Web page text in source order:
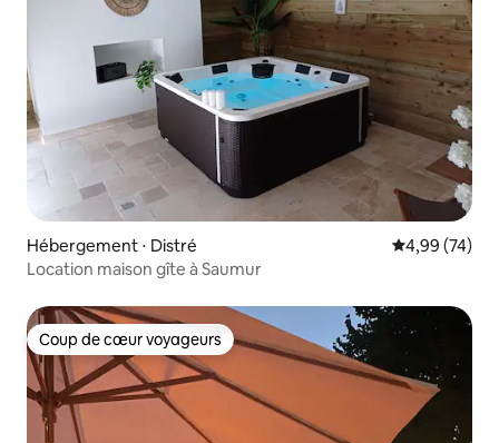
Hébergement ⋅ Distré Évaluation
4,99 (74)
Location maison gîte à Saumur
Coup de cœur voyageurs
Coup de cœur voyageurs